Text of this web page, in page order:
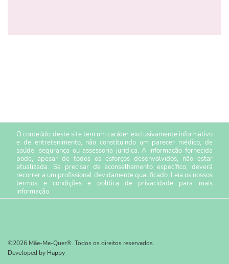
O conteúdo deste site tem um caráter exclusivamente informativo
e de entretenimento, não constituindo um parecer médico, de
saúde, segurança ou assessoria jurídica. A informação fornecida
pode, apesar de todos os esforços desenvolvidos, não estar
atualizada. Se precisar de aconselhamento específico, deverá
recorrer a um profissional devidamente qualificado. Leia os nossos
termos e condiçõese política de privacidade para mais
informação.
©2026 Mãe-Me-Quer®. Todos os direitos reservados.
Developed by Happy